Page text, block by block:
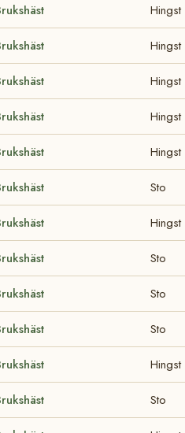
Hingst
Hingst
Hingst
Hingst
Hingst
Sto
Hingst
Sto
Sto
Sto
Hingst
Sto